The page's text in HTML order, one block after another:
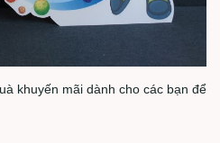
khuyến mãi dành cho các bạn để